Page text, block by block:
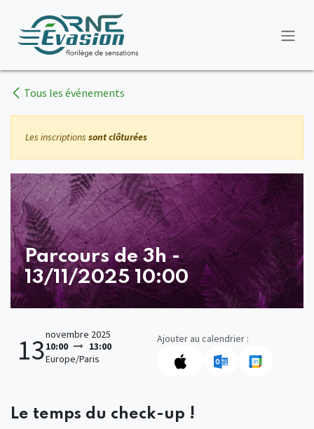
Tous les événements
Les inscriptions sont clôturées
Parcours de 3h -
13/11/2025 10:00
13novembre 2025
10:00
13:00
Europe/Paris
Ajouter au calendrier :
Le temps du check-up !